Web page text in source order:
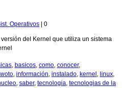
Operativos 0
del Kernel que utiliza un sistema
, basicos, como, conocer,
, información, instalado, kernel , linux,
, saber, tecnologia, tecnologias de la